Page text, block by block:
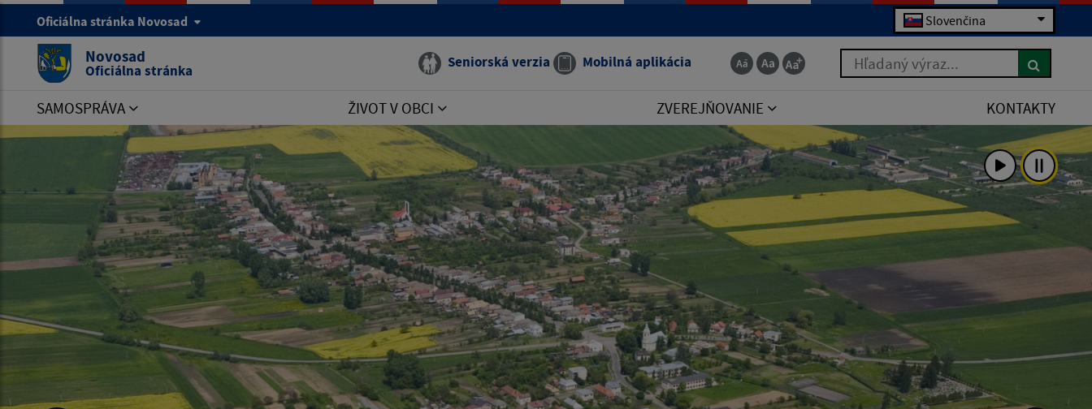
Oficiálna stránka Novosad Slovenčina
Novosad
Oficiálna stránka Seniorská verzia Mobilná aplikácia Hľadaný výraz...
SAMOSPRÁVA ŽIVOT V OBCI ZVEREJŇOVANIE KONTAKTY